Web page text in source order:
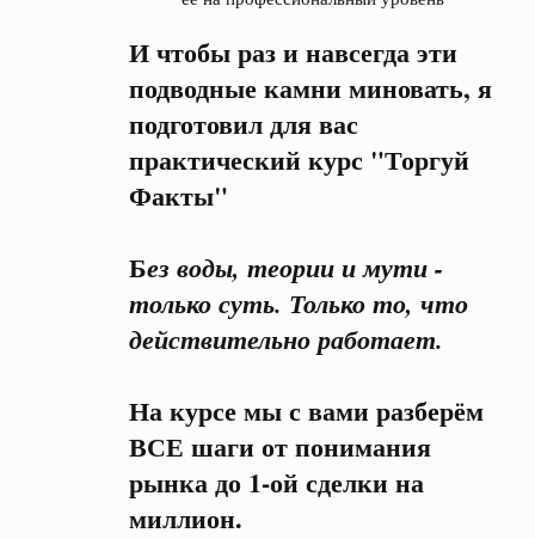
И чтобы раз и навсегда эти
подводные камни миновать, я
подготовил для вас
практический курс "Торгуй
Факты"
Без воды, теории и мути -
только суть. Только то, что
действительно работает.
На курсе мы с вами разберём
ВСЕ шаги от понимания
рынка до 1-ой сделки на
миллион.